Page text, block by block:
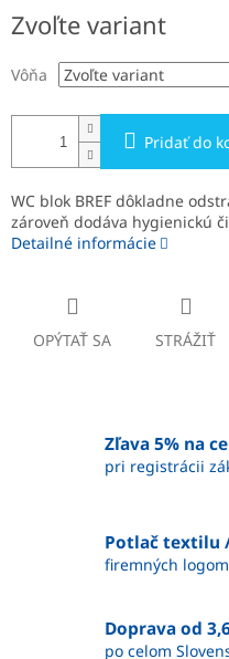
Zvoľte variant
Vôňa
Pridať do
WC blok BREF dôkladne
zároveň dodáva hygienickú
Detailné informácie
OPÝTAŤ SA STRÁŽIŤ
Zľava 5% na
pri registrácii
Potlač textilu
firemných logom
Doprava od
po celom